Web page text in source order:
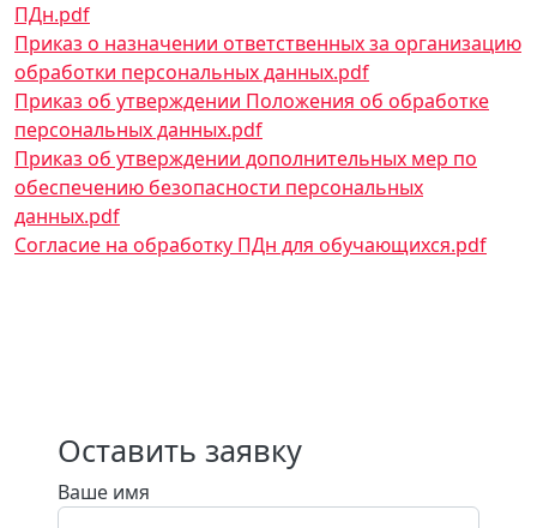
ПДн.pdf
Документ
Приказ о назначении ответственных за организацию
обработки персональных данных.pdf
Документ
Приказ об утверждении Положения об обработке
персональных данных.pdf
Документ
Приказ об утверждении дополнительных мер по
обеспечению безопасности персональных
данных.pdf
Документ
Согласие на обработку ПДн для обучающихся.pdf
Оставить заявку
Ваше имя